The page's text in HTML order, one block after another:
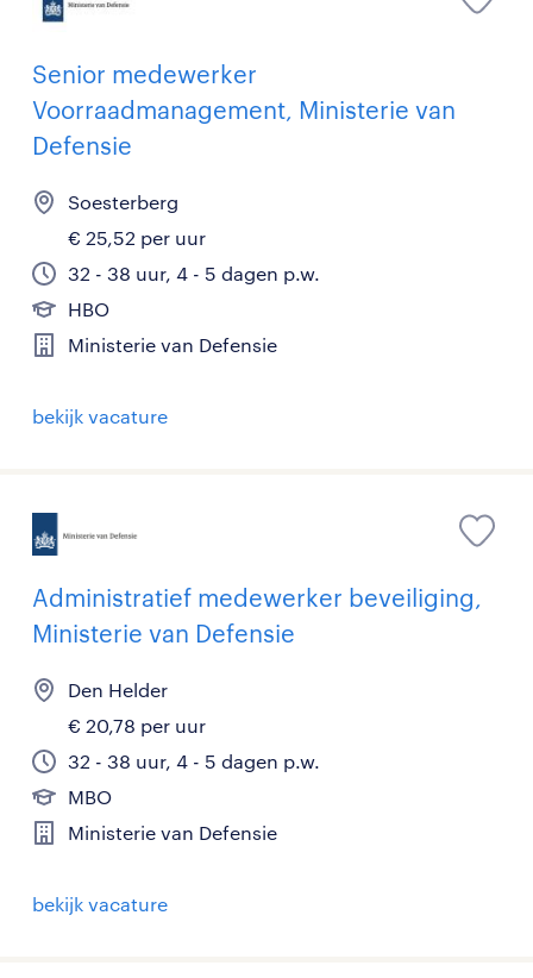
Senior medewerker
Voorraadmanagement, Ministerie van
Defensie
Soesterberg
€ 25,52 per uur
32 - 38 uur, 4 - 5 dagen p.w.
HBO
Ministerie van Defensie
bekijk vacature
Administratief medewerker beveiliging,
Ministerie van Defensie
Den Helder
€ 20,78 per uur
32 - 38 uur, 4 - 5 dagen p.w.
MBO
Ministerie van Defensie
bekijk vacature